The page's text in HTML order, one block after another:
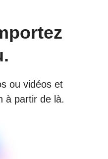
ou vidéos et
à partir de là.